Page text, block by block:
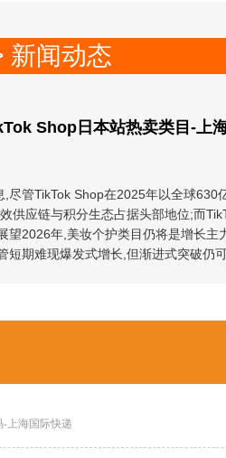
新闻动态
Shop日本站热卖类目-上
,尽管TikTok Shop在2025年以全球
供应链与积分生态占据头部地位;而
望2026年,美妆个护类目仍将是增长
短期难现爆发式增长,但渐进式突破仍
-上海国际快递